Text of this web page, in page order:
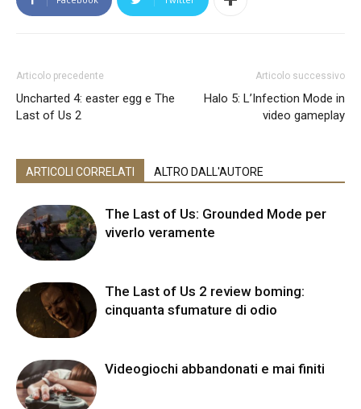
Articolo precedente
Uncharted 4: easter egg e The
Last of Us 2
Articolo successivo
Halo 5: L’Infection Mode in
video gameplay
ARTICOLI CORRELATI ALTRO DALL'AUTORE
The Last of Us: Grounded Mode per
viverlo veramente
The Last of Us 2 review boming:
cinquanta sfumature di odio
Videogiochi abbandonati e mai finiti